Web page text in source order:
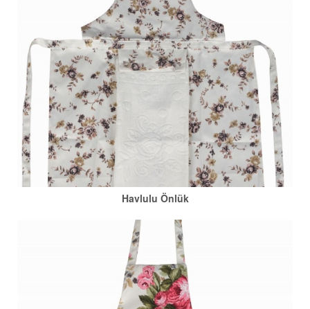
Havlulu Önlük